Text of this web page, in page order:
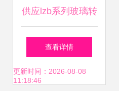
供应lzb系列玻璃转
子流量计
查看详情
更新时间：2026-08-08
11:18:46